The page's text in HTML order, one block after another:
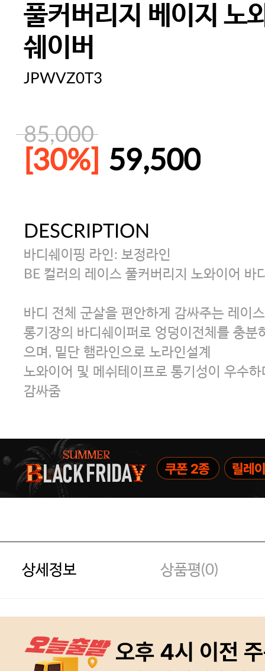
풀커버리지 베이지 노
쉐이버
JPWVZ0T3
85,000
[30%] 59,500
주말특가 20%(8.7~8.9)/5만원 이
[썸머블프] 1만원 할인 쿠폰(8.1~31)
[썸머블프] 2만원 할인 쿠폰(8.1~31)
DESCRIPTION
바디쉐이핑 라인: 보정라인
BE 컬러의 레이스 풀커버리지 노와이어 바
바디 전체 군살을 편안하게 감싸주는 레이
롱기장의 바디쉐이퍼로 엉덩이전체를 충분
으며, 밑단 햄라인으로 노라인설계
노와이어 및 메쉬테이프로 통기성이 우수
감싸줌
상세정보 상품평(0)